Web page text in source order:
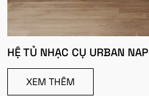
HỆ TỦ NHẠC CỤ URBAN NAP
XEM THÊM